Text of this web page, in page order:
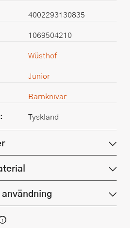
4002293130835
1069504210
Wüsthof
Junior
Barnknivar
Tyskland